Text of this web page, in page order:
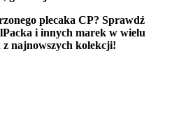
plecaka CP? Sprawdź
i innych marek w wielu
z najnowszych kolekcji!